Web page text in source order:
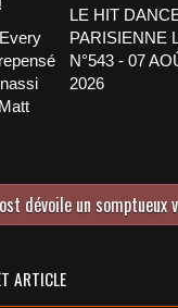
LE HIT
PARISIENNE
N°543 - 07
2026
ARTICLE